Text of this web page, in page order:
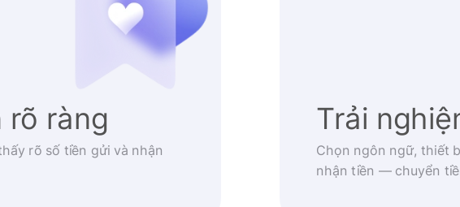
ràng
rõ số tiền gửi và nhận
Trải
Chọn ngôn ngữ, thiết
nhận tiền — chuyển